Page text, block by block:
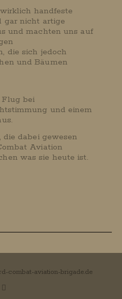
handfeste
gar nicht artige
und machten uns auf
die sich jedoch
und Bäumen
bei
und einem
dabei gewesen
Aviation
was sie heute ist.
combat-aviation-brigade.de